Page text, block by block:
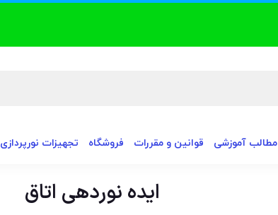
مطالب آموزشی قوانین و مقررات فروشگاه تجهیزات نورپردازی
ایده نوردهی اتاق